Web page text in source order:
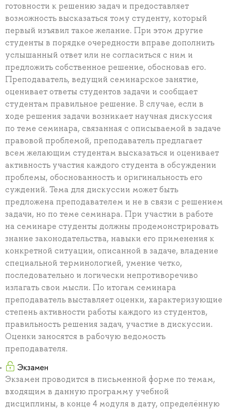
готовности к решению задач и предоставляет
возможность высказаться тому студенту, который
первый изъявил такое желание. При этом другие
студенты в порядке очередности вправе дополнить
услышанный ответ или не согласиться с ним и
предложить собственное решение, обосновав его.
Преподаватель, ведущий семинарское занятие,
оценивает ответы студентов задачи и сообщает
студентам правильное решение. В случае, если в
ходе решения задачи возникает научная дискуссия
по теме семинара, связанная с описываемой в задаче
правовой проблемой, преподаватель предлагает
всем желающим студентам высказаться и оценивает
активность участия каждого студента в обсуждении
проблемы, обоснованность и оригинальность его
суждений. Тема для дискуссии может быть
предложена преподавателем и не в связи с решением
задачи, но по теме семинара. При участии в работе
на семинаре студенты должны продемонстрировать
знание законодательства, навыки его применения к
конкретной ситуации, описанной в задаче, владение
специальной терминологией, умение четко,
последовательно и логически непротиворечиво
излагать свои мысли. По итогам семинара
преподаватель выставляет оценки, характеризующие
степень активности работы каждого из студентов,
правильность решения задач, участие в дискуссии.
Оценки заносятся в рабочую ведомость
преподавателя.
Экзамен
Экзамен проводится в письменной форме по темам,
входящим в данную программу учебной
дисциплины, в конце 4 модуля в дату, определённую